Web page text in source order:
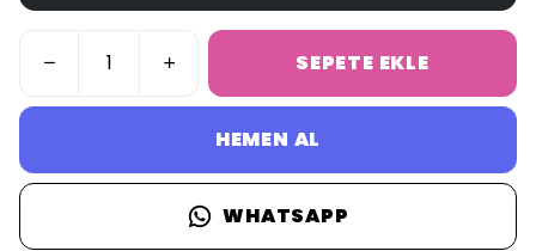
SEPETE EKLE
HEMEN AL
WHATSAPP